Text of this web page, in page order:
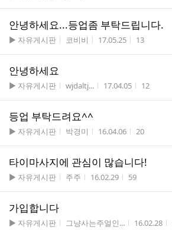
안녕하세요...등업좀 부탁드립니다.
게시판명
▶ 자유게시판 작성자
코비비 작성시간
17.05.25 조회수
13
안녕하세요
게시판명
▶ 자유게시판 작성자
wjdaltj... 작성시간
17.04.05 조회수
12
등업 부탁드려요^^
게시판명
▶ 자유게시판 작성자
박경미 작성시간
16.04.06 조회수
20
타이마사지에 관심이 많습니다!
게시판명
▶ 자유게시판 작성자
주주 작성시간
16.02.29 조회수
59
가입합니다
게시판명
▶ 자유게시판 작성자
그냥사는주얼인... 작성시간
16.02.28